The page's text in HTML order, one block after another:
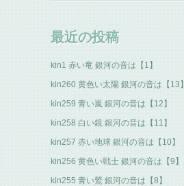
最近の投稿
kin1 赤い竜 銀河の音は【1】
kin260 黄色い太陽 銀河の音は【13】
kin259 青い嵐 銀河の音は【12】
kin258 白い鏡 銀河の音は【11】
kin257 赤い地球 銀河の音は【10】
kin256 黄色い戦士 銀河の音は【9】
kin255 青い鷲 銀河の音は【8】